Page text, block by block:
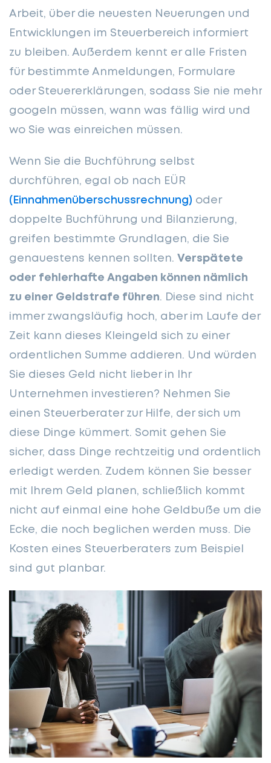
Arbeit, über die neuesten Neuerungen und
Entwicklungen im Steuerbereich informiert
zu bleiben. Außerdem kennt er alle Fristen
für bestimmte Anmeldungen, Formulare
oder Steuererklärungen, sodass Sie nie mehr
googeln müssen, wann was fällig wird und
wo Sie was einreichen müssen.
Wenn Sie die Buchführung selbst
durchführen, egal ob nach EÜR
(Einnahmenüberschussrechnung) oder
doppelte Buchführung und Bilanzierung,
greifen bestimmte Grundlagen, die Sie
genauestens kennen sollten. Verspätete
oder fehlerhafte Angaben können nämlich
zu einer Geldstrafe führen. Diese sind nicht
immer zwangsläufig hoch, aber im Laufe der
Zeit kann dieses Kleingeld sich zu einer
ordentlichen Summe addieren. Und würden
Sie dieses Geld nicht lieber in Ihr
Unternehmen investieren? Nehmen Sie
einen Steuerberater zur Hilfe, der sich um
diese Dinge kümmert. Somit gehen Sie
sicher, dass Dinge rechtzeitig und ordentlich
erledigt werden. Zudem können Sie besser
mit Ihrem Geld planen, schließlich kommt
nicht auf einmal eine hohe Geldbuße um die
Ecke, die noch beglichen werden muss. Die
Kosten eines Steuerberaters zum Beispiel
sind gut planbar.